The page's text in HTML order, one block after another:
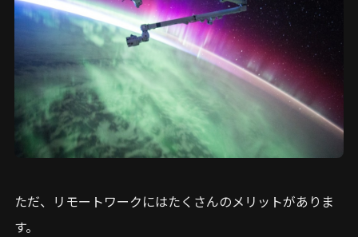
ただ、リモートワークにはたくさんのメリットがありま
す。